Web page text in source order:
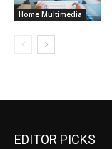
Home Multimedia
EDITOR PICKS